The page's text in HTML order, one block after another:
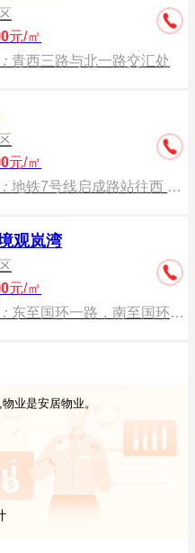
元/㎡
青西三路与北一路交汇处
元/㎡
地铁7号线启成路站往西 约700米
观岚湾
元/㎡
东至国环一路，南至国环一路，西至青西二路，北至北二路。
业是安居物业。